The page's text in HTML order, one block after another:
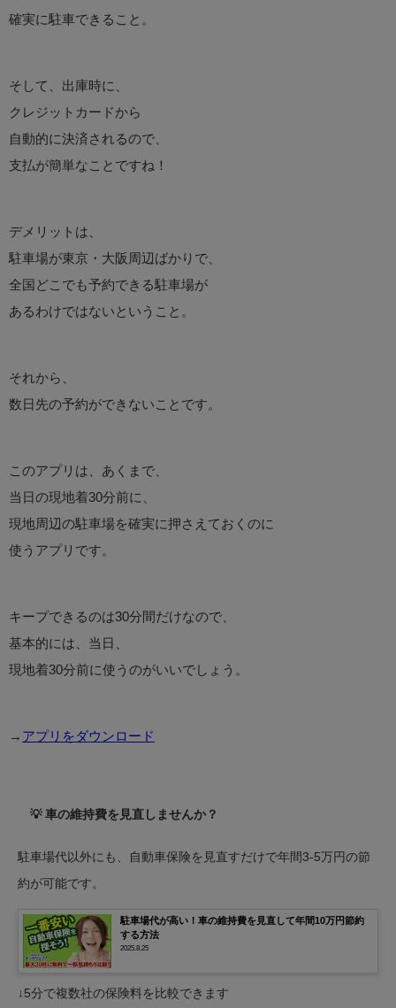
確実に駐車できること。
そして、出庫時に、
クレジットカードから
自動的に決済されるので、
支払が簡単なことですね！
デメリットは、
駐車場が東京・大阪周辺ばかりで、
全国どこでも予約できる駐車場が
あるわけではないということ。
それから、
数日先の予約ができないことです。
このアプリは、あくまで、
当日の現地着30分前に、
現地周辺の駐車場を確実に押さえておくのに
使うアプリです。
キープできるのは30分間だけなので、
基本的には、当日、
現地着30分前に使うのがいいでしょう。
→ アプリをダウンロード
💡 車の維持費を見直しませんか？
駐車場代以外にも、自動車保険を見直すだけで年間3-5万円の節
約が可能です。
駐車場代が高い！車の維持費を見直して年間10万円節約
する方法
2025.8.25
↓5分で複数社の保険料を比較できます